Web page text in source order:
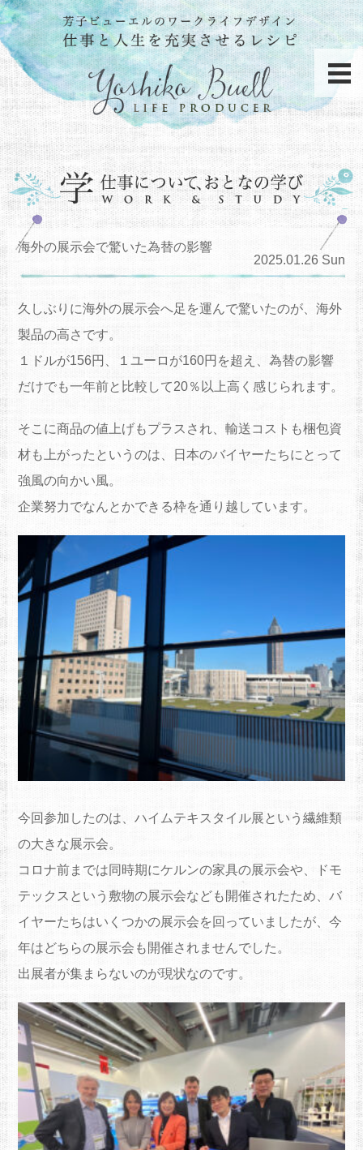
海外の展示会で驚いた為替の影響
2025.01.26 Sun
久しぶりに海外の展示会へ足を運んで驚いたのが、海外
製品の高さです。
１ドルが156円、１ユーロが160円を超え、為替の影響
だけでも一年前と比較して20％以上高く感じられます。
そこに商品の値上げもプラスされ、輸送コストも梱包資
材も上がったというのは、日本のバイヤーたちにとって
強風の向かい風。
企業努力でなんとかできる枠を通り越しています。
今回参加したのは、ハイムテキスタイル展という繊維類
の大きな展示会。
コロナ前までは同時期にケルンの家具の展示会や、ドモ
テックスという敷物の展示会なども開催されたため、バ
イヤーたちはいくつかの展示会を回っていましたが、今
年はどちらの展示会も開催されませんでした。
出展者が集まらないのが現状なのです。